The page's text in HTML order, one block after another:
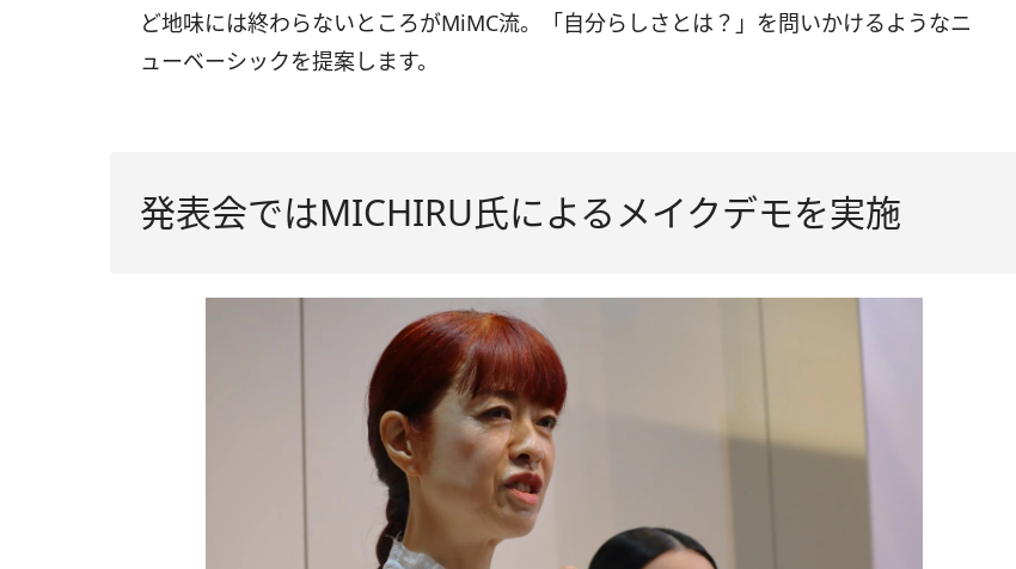
ど地味には終わらないところがMiMC流。「自分らしさとは？」を問いかけるようなニ
ューベーシックを提案します。
発表会ではMICHIRU氏によるメイクデモを実施